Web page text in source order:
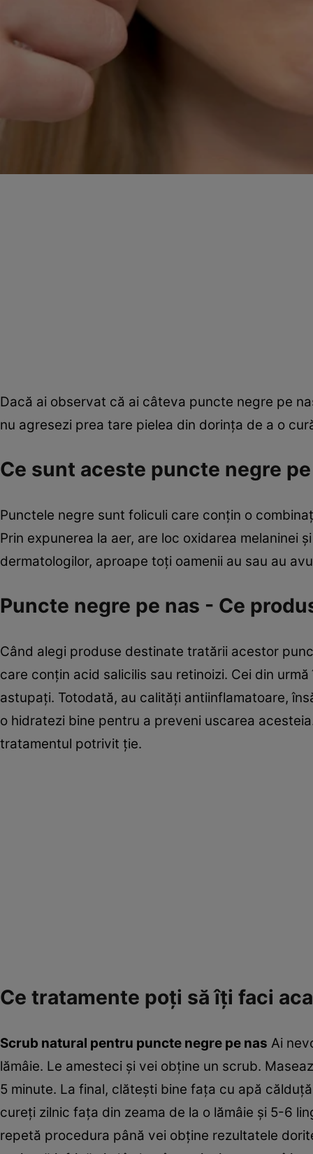
Dacă ai observat că ai câteva puncte negre pe
nu agresezi prea tare pielea din dorinţa de a o
Ce sunt aceste puncte negre
Punctele negre sunt foliculi care conţin o
Prin expunerea la aer, are loc oxidarea
dermatologilor, aproape toţi oamenii au sau au
Puncte negre pe nas - Ce
Când alegi produse destinate tratării acestor
care conţin acid salicilis sau retinoizi. Cei din
astupaţi. Totodată, au calităţi antiinflamatoare,
o hidratezi bine pentru a preveni uscarea
tratamentul potrivit ţie.
Ce tratamente poţi să îţi faci
Scrub natural pentru puncte negre pe nas Ai
lămâie. Le amesteci şi vei obţine un scrub.
5 minute. La final, clăteşti bine faţa cu apă
cureţi zilnic faţa din zeama de la o lămâie şi 5-6
repetă procedura până vei obţine rezultatele